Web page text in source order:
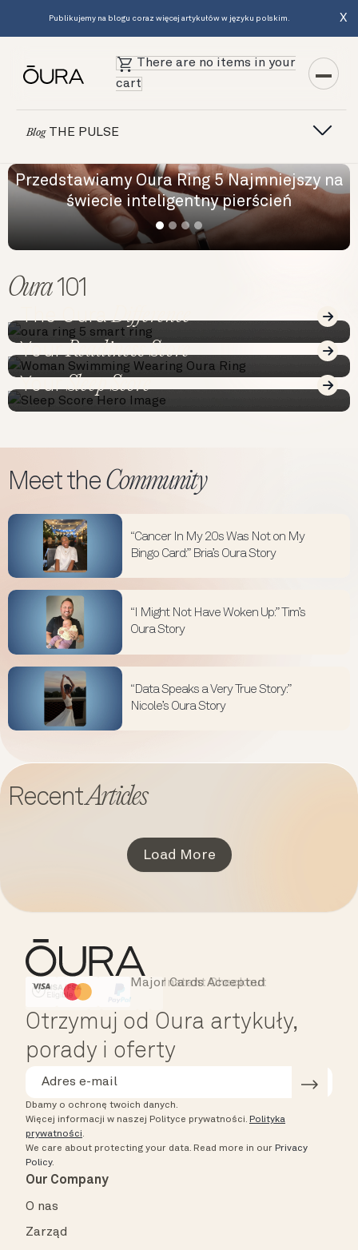
Publikujemy na blogu coraz więcej artykułów w języku polskim. X
There are no items in your
cart
BlogTHE PULSE
Przedstawiamy Oura Ring 5 Najmniejszy na
świecie inteligentny pierścień
Oura101
The OuraDifference
YourReadiness Score
YourSleep Score
Meet the Community
“Cancer In My 20s Was Not on My
Bingo Card:” Bria’s Oura Story
“I Might Not Have Woken Up:” Tim’s
Oura Story
“Data Speaks a Very True Story:”
Nicole’s Oura Story
RecentArticles
Load More
HSA/FSA Eligible
Instant Checkout
Major Cards Accepted
Otrzymuj od Oura artykuły,
porady i oferty
Dbamy o ochronę twoich danych.
Więcej informacji w naszej Polityce prywatności. Polityka
prywatności.
We care about protecting your data. Read more in our Privacy
Policy.
Our Company
O nas
Zarząd